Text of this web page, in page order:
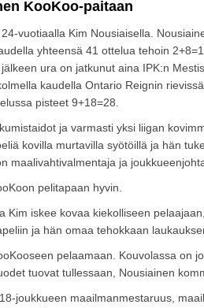
KooKoo-paitaan
vuotiaalla Kim Nousiaisella.
yhteensä 41 ottelua tehoin
ura on jatkunut aina IPK:n
kaudella Ontario Reignin
pisteet 9+18=28.
ja varmasti yksi liigan
kovilla murtavilla syötöillä ja hän
maalivahtivalmentaja ja
pelitapaan hyvin.
Kim iskee kovaa kiekolliseen
ja hän omaa tehokkaan
pelaamaan. Kouvolassa on
tuovat tullessaan, Nousiainen
joukkueen maailmanmestaruus,